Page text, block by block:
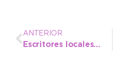
ANTERIOR
Escritores locales presentan sus libros en la Secretaría de Turismo municipal